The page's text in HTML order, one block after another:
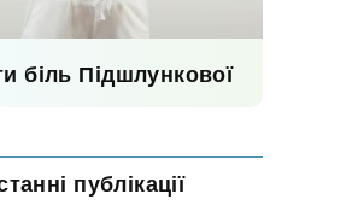
біль Підшлункової
публікації